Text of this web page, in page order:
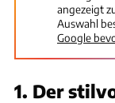
angezeigt
Auswahl
Google
1. Der